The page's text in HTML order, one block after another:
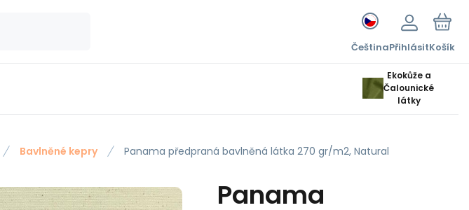
ČeštinaPřihlásitKošík
Ekokůže a
Čalounické
látky
Bavlněné kepry Panama předpraná bavlněná látka 270 gr/m2, Natural
Panama